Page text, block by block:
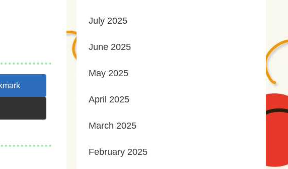
July 2025
June 2025
May 2025
April 2025
March 2025
February 2025